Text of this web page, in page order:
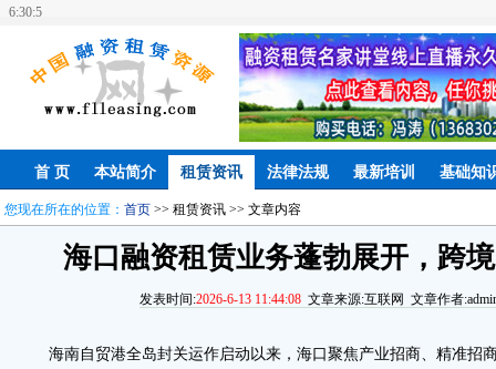
6:30:6
首 页 本站简介 租赁资讯 法律法规 最新培训 基础知
您现在所在的位置： 首页 >> 租赁资讯 >> 文章内容
海口融资租赁业务蓬勃展开，跨
发表时间:2026-6-13 11:44:08 文章来源:互联网 文章作者
海南自贸港全岛封关运作启动以来，海口聚焦产业招商、精准招